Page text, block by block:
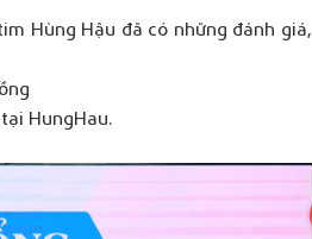
Hùng Hậu đã có những đánh giá,
HungHau.